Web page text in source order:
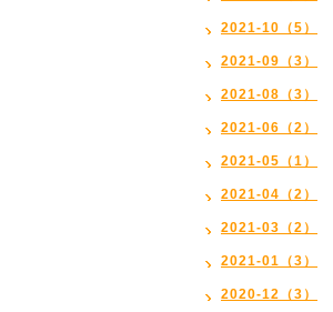
2021-10（5）
2021-09（3）
2021-08（3）
2021-06（2）
2021-05（1）
2021-04（2）
2021-03（2）
2021-01（3）
2020-12（3）